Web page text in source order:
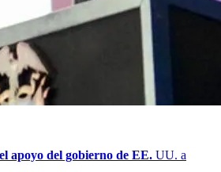
apoyo del gobierno de EE. UU. a